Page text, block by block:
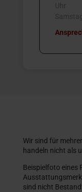
Uhr
Wir sind für
handeln nicht als
Beispielfoto eines
sind nicht